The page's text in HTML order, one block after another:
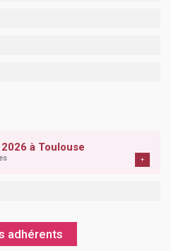
à Toulouse
+
adhérents